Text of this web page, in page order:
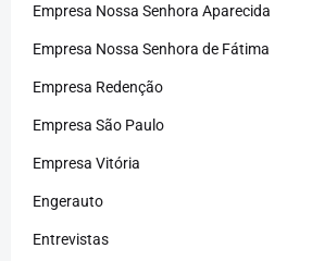
Empresa Nossa Senhora Aparecida
Empresa Nossa Senhora de Fátima
Empresa Redenção
Empresa São Paulo
Empresa Vitória
Engerauto
Entrevistas